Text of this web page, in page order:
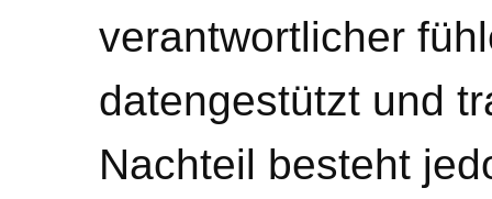
verantwortlicher
datengestützt und
Nachteil besteht